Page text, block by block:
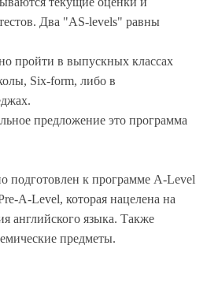
Два "AS-levels" равны
пройти в выпускных классах
Six-form, либо в
предложение это программа
подготовлен к программе A-Level
A-Level, которая нацелена на
английского языка. Также
предметы.